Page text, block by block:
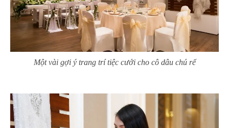
Một vài gợi ý trang trí tiệc cưới cho cô dâu chú rể